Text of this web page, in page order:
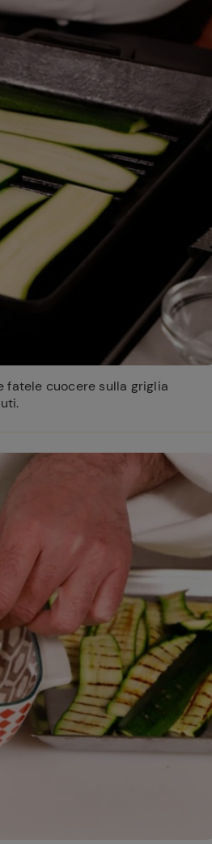
fatele cuocere sulla griglia